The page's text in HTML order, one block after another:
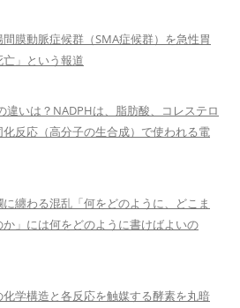
間膜動脈症候群（SMA症候群）を急性胃
」という報道
違いは？NADPHは、脂肪酸、コレステロ
反応（高分子の生合成）で使われる電
纏わる混乱「何をどのように、どこま
」には何をどのように書けばよいの
学構造と各反応を触媒する酵素を丸暗